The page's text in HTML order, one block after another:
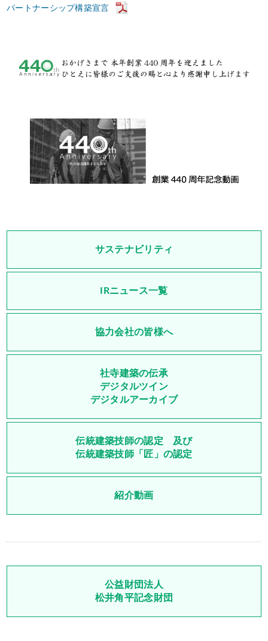
パートナーシップ構築宣言
サステナビリティ
IRニュース一覧
協力会社の皆様へ
社寺建築の伝承
デジタルツイン
デジタルアーカイブ
伝統建築技師の認定 及び
伝統建築技師「匠」の認定
紹介動画
公益財団法人
松井角平記念財団